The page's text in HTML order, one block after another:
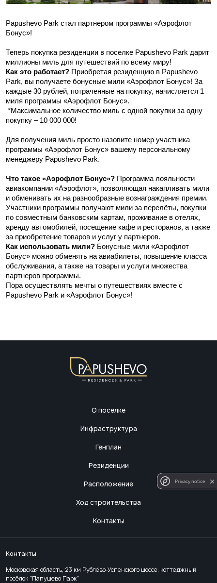
Papushevo Park стал партнером программы «Аэрофлот
Бонус»!
Теперь покупка резиденции в поселке Papushevo Park дарит
миллионы миль для путешествий по всему миру!
Как это работает? Приобретая резиденцию в Papushevo
Park, вы получаете бонусные мили «Аэрофлот Бонус»! За
каждые 30 рублей, потраченные на покупку, начисляется 1
миля программы «Аэрофлот Бонус».
*Максимальное количество миль с одной покупки за одну
покупку – 10 000 000!
Для получения миль просто назовите номер участника
программы «Аэрофлот Бонус» вашему персональному
менеджеру Papushevo Park.
Что такое «Аэрофлот Бонус»? Программа лояльности
авиакомпании «Аэрофлот», позволяющая накапливать мили
и обменивать их на разнообразные вознаграждения премии.
Участники программы получают мили за перелёты, покупки
по совместным банковским картам, проживание в отелях,
аренду автомобилей, посещение кафе и ресторанов, а также
за приобретение товаров и услуг у партнеров.
Как использовать мили? Бонусные мили «Аэрофлот
Бонус» можно обменять на авиабилеты, повышение класса
обслуживания, а также на товары и услуги множества
партнеров программы.
Пора осуществлять мечты о путешествиях вместе с
Papushevo Park и «Аэрофлот Бонус»!
О поселке
Инфраструктура
Генплан
Резиденции
Расположение
Ход строительства
Контакты
Контакты
Московская область, 23 км Рублёво-Успенского шоссе, коттеджный
посёлок "Папушево Парк"
Privacy notice